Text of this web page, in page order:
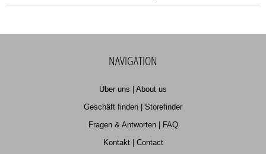
NAVIGATION
Über uns | About us
Geschäft finden | Storefinder
Fragen & Antworten | FAQ
Kontakt | Contact